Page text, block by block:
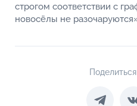
строгом соответствии с
новосёлы не